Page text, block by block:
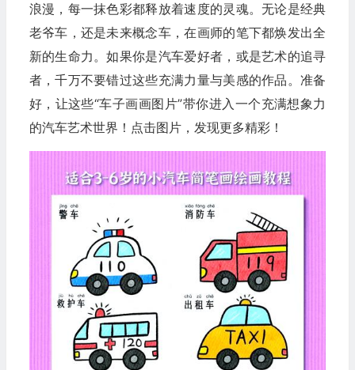
浪漫，每一抹色彩都释放着速度的灵魂。无论是经典
老爷车，还是未来概念车，在画师的笔下都焕发出全
新的生命力。如果你是汽车爱好者，或是艺术的追寻
者，千万不要错过这些充满力量与美感的作品。准备
好，让这些“车子画画图片”带你进入一个充满想象力
的汽车艺术世界！点击图片，发现更多精彩！